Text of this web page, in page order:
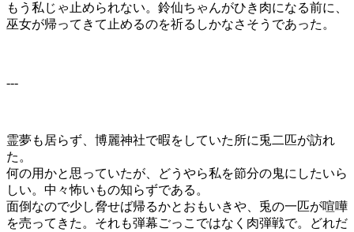
もう私じゃ止められない。鈴仙ちゃんがひき肉になる前に、
巫女が帰ってきて止めるのを祈るしかなさそうであった。
---
霊夢も居らず、博麗神社で暇をしていた所に兎二匹が訪れ
た。
何の用かと思っていたが、どうやら私を節分の鬼にしたいら
しい。中々怖いもの知らずである。
面倒なので少し脅せば帰るかとおもいきや、兎の一匹が喧嘩
を売ってきた。それも弾幕ごっこではなく肉弾戦で。どれだ